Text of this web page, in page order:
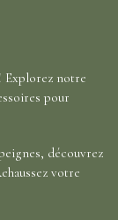
Explorez notre
pour
découvrez
votre